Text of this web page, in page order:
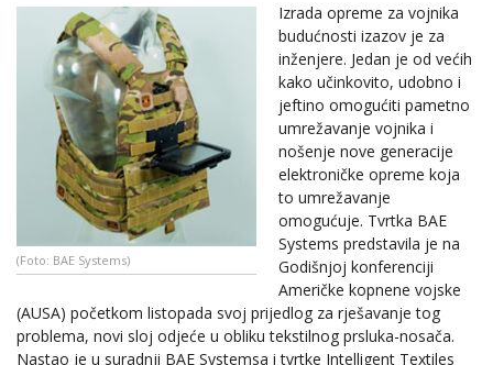
(Foto: BAE Systems)
Izrada opreme za vojnika
budućnosti izazov je za
inženjere. Jedan je od većih
kako učinkovito, udobno i
jeftino omogućiti pametno
umrežavanje vojnika i
nošenje nove generacije
elektroničke opreme koja
to umrežavanje
omogućuje. Tvrtka BAE
Systems predstavila je na
Godišnjoj konferenciji
Američke kopnene vojske
(AUSA) početkom listopada svoj prijedlog za rješavanje tog
problema, novi sloj odjeće u obliku tekstilnog prsluka-nosača.
Nastao je u suradnji BAE Systemsa i tvrtke Intelligent Textiles